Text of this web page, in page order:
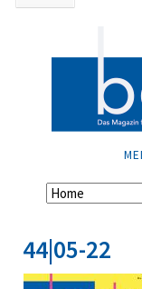
Navigation
44|05-22